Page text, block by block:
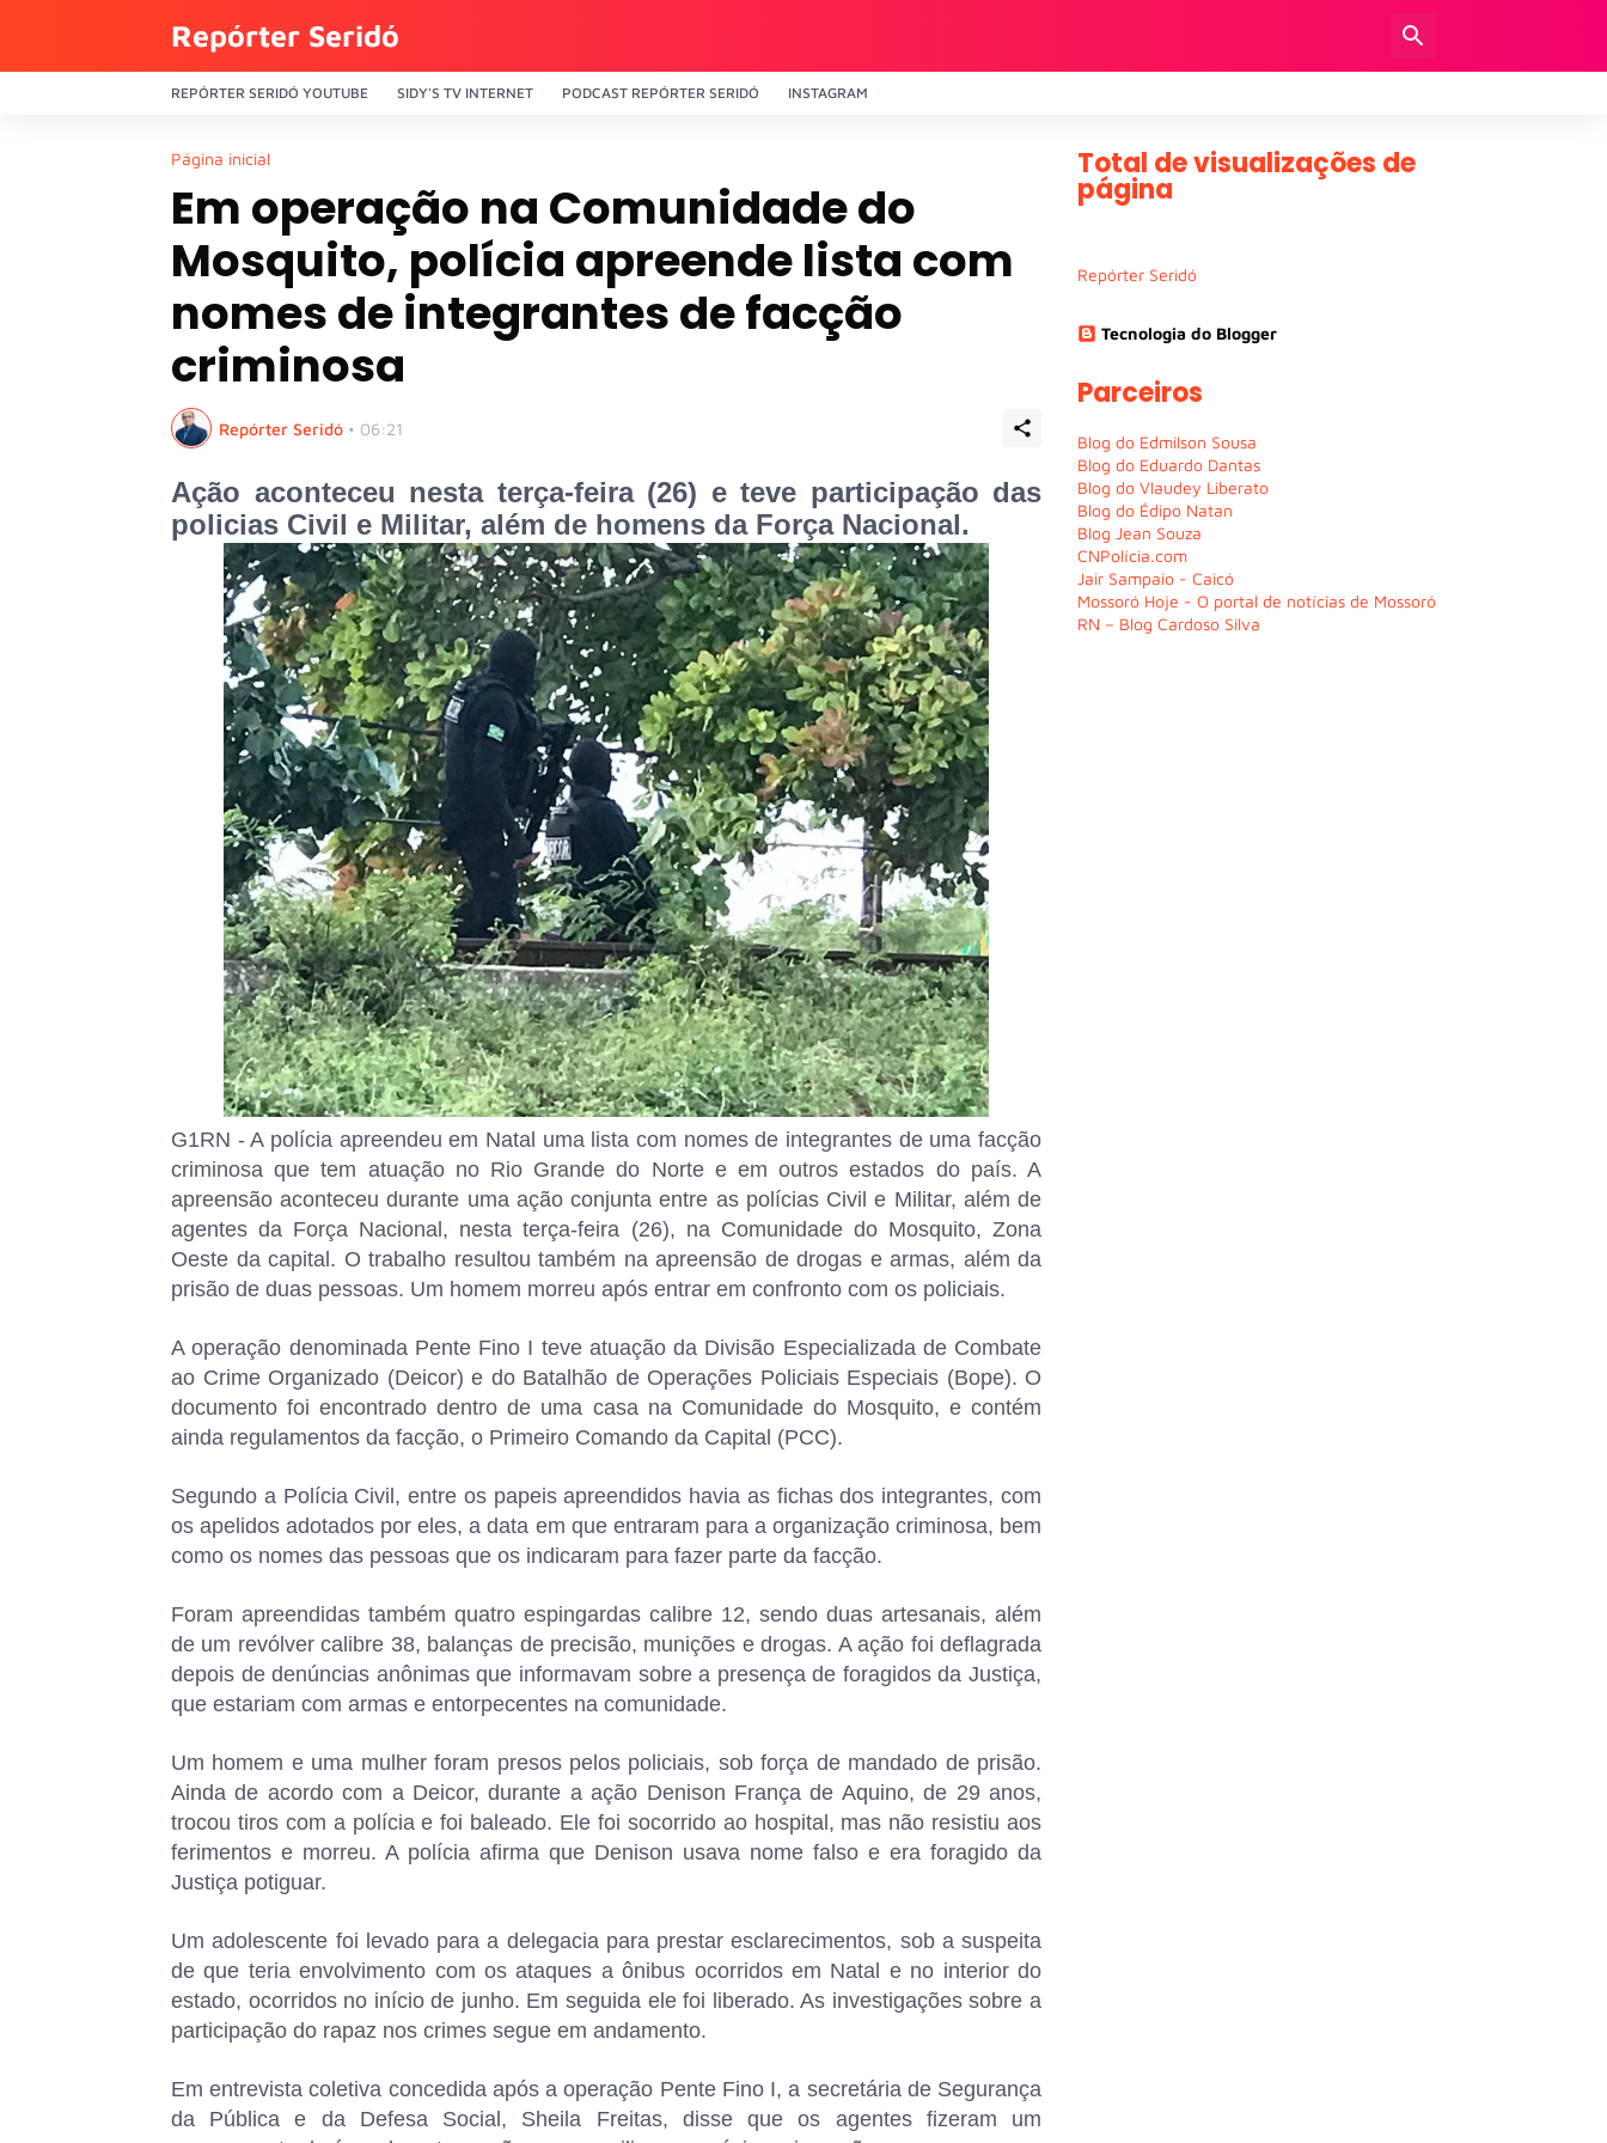
Repórter Seridó
REPÓRTER SERIDÓ YOUTUBE SIDY'S TV INTERNET PODCAST REPÓRTER SERIDÓ INSTAGRAM
Página inicial
Em operação na Comunidade do
Mosquito, polícia apreende lista com
nomes de integrantes de facção
criminosa
Repórter Seridó • 06:21
Ação aconteceu nesta terça-feira (26) e teve participação das
policias Civil e Militar, além de homens da Força Nacional.
G1RN - A polícia apreendeu em Natal uma lista com nomes de integrantes de uma facção
criminosa que tem atuação no Rio Grande do Norte e em outros estados do país. A
apreensão aconteceu durante uma ação conjunta entre as polícias Civil e Militar, além de
agentes da Força Nacional, nesta terça-feira (26), na Comunidade do Mosquito, Zona
Oeste da capital. O trabalho resultou também na apreensão de drogas e armas, além da
prisão de duas pessoas. Um homem morreu após entrar em confronto com os policiais.
A operação denominada Pente Fino I teve atuação da Divisão Especializada de Combate
ao Crime Organizado (Deicor) e do Batalhão de Operações Policiais Especiais (Bope). O
documento foi encontrado dentro de uma casa na Comunidade do Mosquito, e contém
ainda regulamentos da facção, o Primeiro Comando da Capital (PCC).
Segundo a Polícia Civil, entre os papeis apreendidos havia as fichas dos integrantes, com
os apelidos adotados por eles, a data em que entraram para a organização criminosa, bem
como os nomes das pessoas que os indicaram para fazer parte da facção.
Foram apreendidas também quatro espingardas calibre 12, sendo duas artesanais, além
de um revólver calibre 38, balanças de precisão, munições e drogas. A ação foi deflagrada
depois de denúncias anônimas que informavam sobre a presença de foragidos da Justiça,
que estariam com armas e entorpecentes na comunidade.
Um homem e uma mulher foram presos pelos policiais, sob força de mandado de prisão.
Ainda de acordo com a Deicor, durante a ação Denison França de Aquino, de 29 anos,
trocou tiros com a polícia e foi baleado. Ele foi socorrido ao hospital, mas não resistiu aos
ferimentos e morreu. A polícia afirma que Denison usava nome falso e era foragido da
Justiça potiguar.
Um adolescente foi levado para a delegacia para prestar esclarecimentos, sob a suspeita
de que teria envolvimento com os ataques a ônibus ocorridos em Natal e no interior do
estado, ocorridos no início de junho. Em seguida ele foi liberado. As investigações sobre a
participação do rapaz nos crimes segue em andamento.
Em entrevista coletiva concedida após a operação Pente Fino I, a secretária de Segurança
da Pública e da Defesa Social, Sheila Freitas, disse que os agentes fizeram um
Total de visualizações de
página
Repórter Seridó
Tecnologia do Blogger
Parceiros
Blog do Edmilson Sousa
Blog do Eduardo Dantas
Blog do Vlaudey Liberato
Blog do Édipo Natan
Blog Jean Souza
CNPolícia.com
Jair Sampaio - Caicó
Mossoró Hoje - O portal de notícias de Mossoró
RN – Blog Cardoso Silva